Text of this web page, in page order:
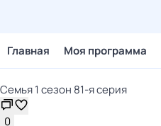
Главная Моя программа
Семья 1 сезон 81-я серия
0